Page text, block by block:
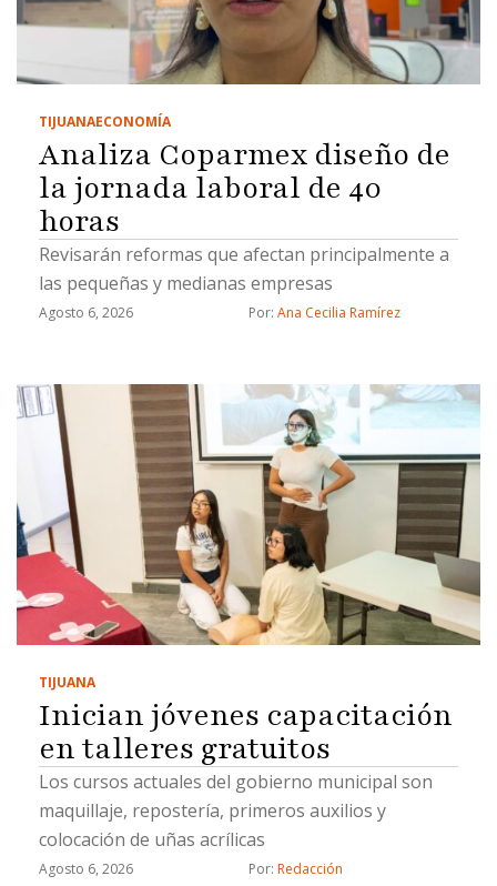
TIJUANAECONOMÍA
Analiza Coparmex diseño de
la jornada laboral de 40
horas
Revisarán reformas que afectan principalmente a
las pequeñas y medianas empresas
Agosto 6, 2026 Por: Ana Cecilia Ramírez
TIJUANA
Inician jóvenes capacitación
en talleres gratuitos
Los cursos actuales del gobierno municipal son
maquillaje, repostería, primeros auxilios y
colocación de uñas acrílicas
Agosto 6, 2026 Por: Redacción